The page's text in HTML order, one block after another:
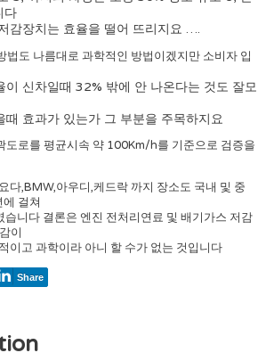
다
감장치는 효율을 떨어 뜨리지요 ….
법도 나름대로 과학적인 방법이겠지만 소비자 입
이 신차일때 32% 밖에 안 나온다는 것도 잘모
때 효과가 있는가 그 부분을 주목하지요
도로를 평균시속 약 100Km/h를 기준으로 검증을
다,BMW,아우디,케드락 까지 장소도 국내 및 중
걸쳐
니다 결론은 엔진 전처리연료 및 배기가스 저감
이
이고 과학이라 아니 할 수가 없는 것입니다
Share